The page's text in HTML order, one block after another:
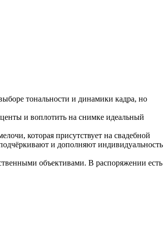
тональности и динамики кадра, но
и воплотить на снимке идеальный
которая присутствует на свадебной
и дополняют индивидуальность
объективами. В распоряжении есть